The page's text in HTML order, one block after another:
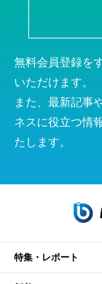
無料会員登録を
いただけます。
また、最新記事
ネスに役立つ情
たします。
特集・レポート